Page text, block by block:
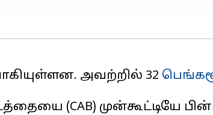
அவற்றில் 32
(CAB) முன்கூட்டியே